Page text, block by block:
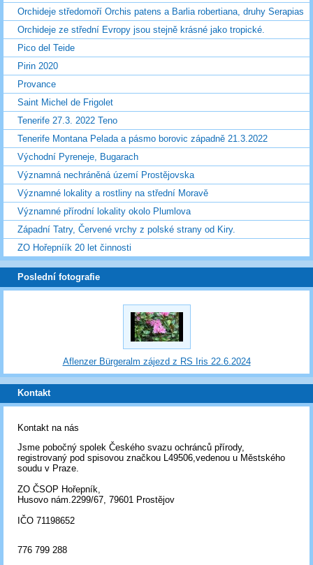
Orchideje středomoří Orchis patens a Barlia robertiana, druhy Serapias
Orchideje ze střední Evropy jsou stejně krásné jako tropické.
Pico del Teide
Pirin 2020
Provance
Saint Michel de Frigolet
Tenerife 27.3. 2022 Teno
Tenerife Montana Pelada a pásmo borovic západně 21.3.2022
Východní Pyreneje, Bugarach
Významná nechráněná území Prostějovska
Významné lokality a rostliny na střední Moravě
Významné přírodní lokality okolo Plumlova
Západní Tatry, Červené vrchy z polské strany od Kiry.
ZO Hořepníík 20 let činnosti
Poslední fotografie
Aflenzer Bürgeralm zájezd z RS Iris 22.6.2024
Kontakt
Kontakt na nás
Jsme pobočný spolek Českého svazu ochránců přírody,
registrovaný pod spisovou značkou L49506,vedenou u Městského
soudu v Praze.
ZO ČSOP Hořepník,
Husovo nám.2299/67, 79601 Prostějov
IČO 71198652
776 799 288